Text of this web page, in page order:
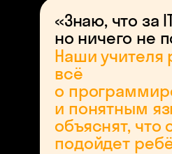
«Знаю, что за
но ничего не
Наши учителя
всё
о
и понятным
объяснят, что
подойдет